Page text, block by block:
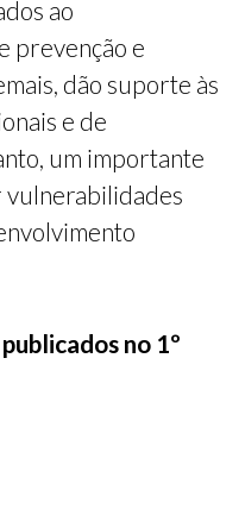
ao
prevenção e
dão suporte às
e de
um importante
no 1º